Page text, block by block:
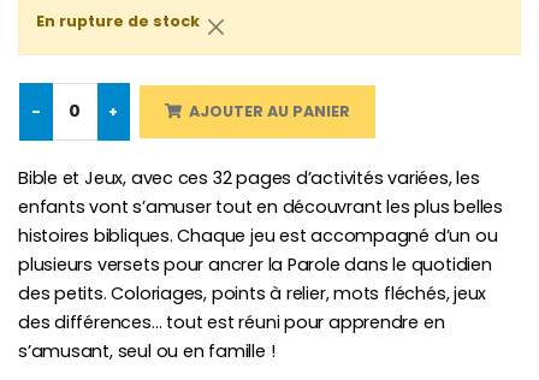
Bougie Neuvaine pour une Guérison - 17.5cm
€4.90
En rupture de stock
- + AJOUTER AU PANIER
Bible et Jeux, avec ces 32 pages d’activités variées, les
enfants vont s’amuser tout en découvrant les plus belles
histoires bibliques. Chaque jeu est accompagné d’un ou
plusieurs versets pour ancrer la Parole dans le quotidien
des petits. Coloriages, points à relier, mots fléchés, jeux
des différences… tout est réuni pour apprendre en
s’amusant, seul ou en famille !